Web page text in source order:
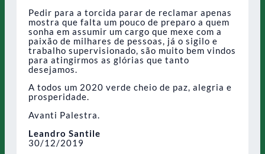
Pedir para a torcida parar de reclamar apenas
mostra que falta um pouco de preparo a quem
sonha em assumir um cargo que mexe com a
paixão de milhares de pessoas, já o sigilo e
trabalho supervisionado, são muito bem vindos
para atingirmos as glórias que tanto
desejamos.
A todos um 2020 verde cheio de paz, alegria e
prosperidade.
Avanti Palestra.
Leandro Santile
30/12/2019